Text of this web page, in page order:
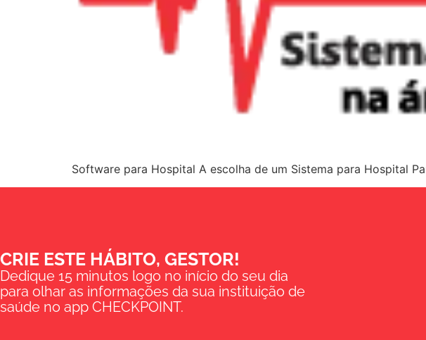
Software para Hospital A escolha de um Sistema para Hospital
CRIE ESTE HÁBITO, GESTOR!
Dedique 15 minutos logo no início do seu dia
para olhar as informações da sua instituição de
saúde no app CHECKPOINT.